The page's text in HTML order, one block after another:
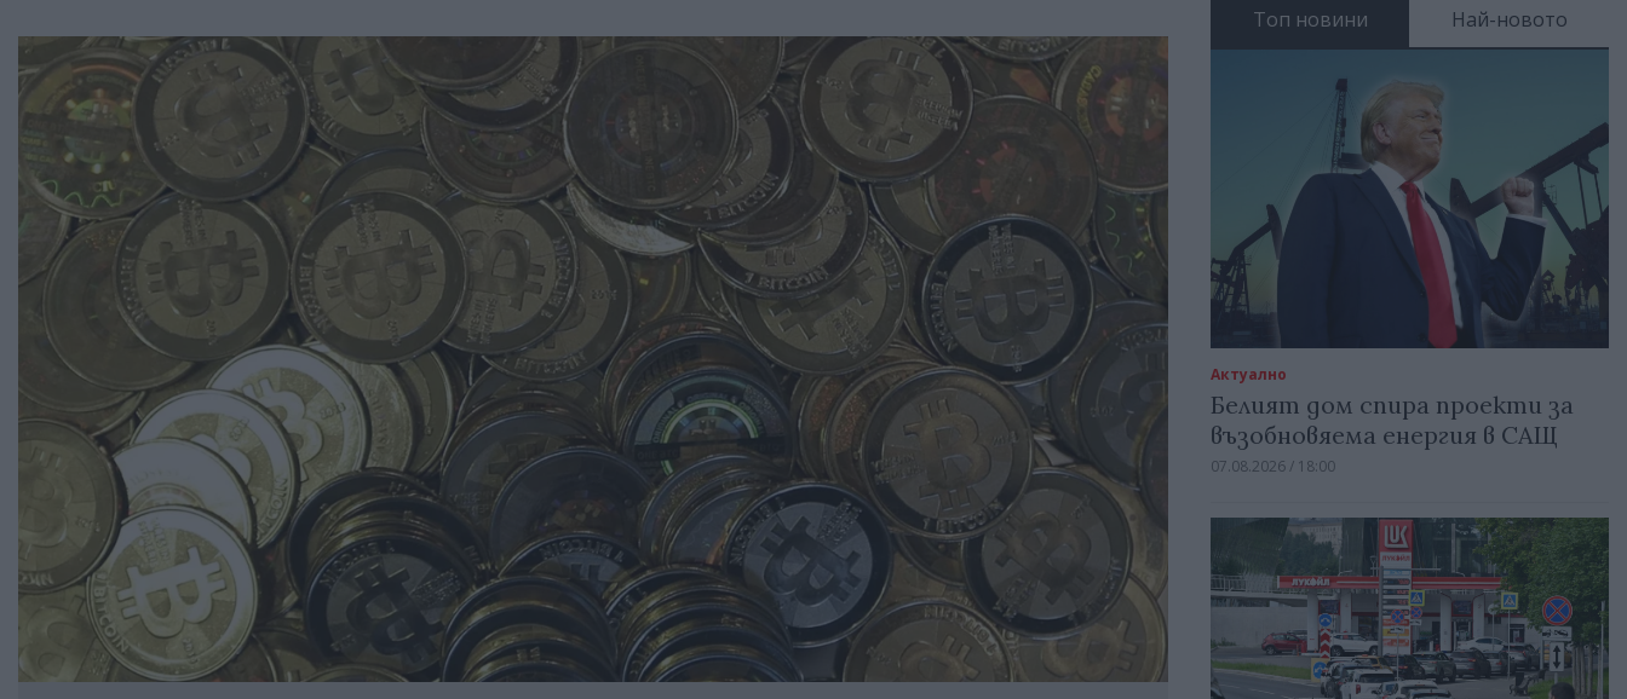
Топ новини Най-новото
Актуално
Белият дом спира проекти за
възобновяема енергия в САЩ
07.08.2026 / 18:00